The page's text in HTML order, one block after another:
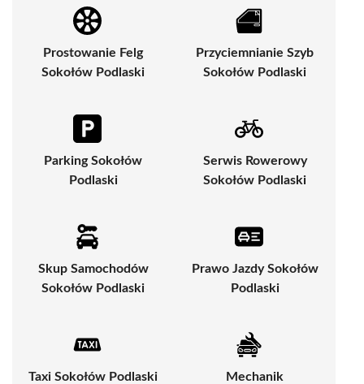
Prostowanie Felg
Sokołów Podlaski
Przyciemnianie Szyb
Sokołów Podlaski
Parking Sokołów
Podlaski
Serwis Rowerowy
Sokołów Podlaski
Skup Samochodów
Sokołów Podlaski
Prawo Jazdy Sokołów
Podlaski
Taxi Sokołów Podlaski
Mechanik